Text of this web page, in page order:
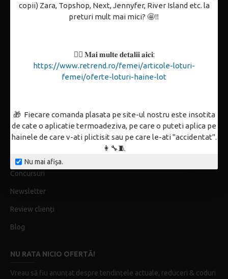
copii) Zara, Topshop, Next, Jennyfer, River Island etc. la
preturi mult mai mici? 🤩‼️
👉🏼 𝐌𝐚𝐢 𝐦𝐮𝐥𝐭𝐞 𝐝𝐞𝐭𝐚𝐥𝐢𝐢 𝐚𝐢𝐜𝐢:
https://www.retrend.ro/femei/articole-loturi-
femei/oferte-loturi-haine-lot
🎁 Fiecare comanda plasata pe site-ul nostru este insotita
de cate o aplicatie termoadeziva, pe care o puteti aplica pe
hainele de care v-ati plictisit sau pe care le-ati "accidentat".
👩‍🔧🧵
Nu mai afișa.
ANPC
Tabel mărimi
ReTrend Outfit
Concursuri
Newsletter
Review clienți
Blog
NU RATA NICIO OFERTĂ!
Vreau să fiu anunțat despre tendințele actuale, reduceri & coduri